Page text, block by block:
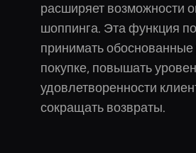
расширяет возможности
шоппинга. Эта функция
принимать
покупке, повышать
удовлетворенности
сокращать возвраты.